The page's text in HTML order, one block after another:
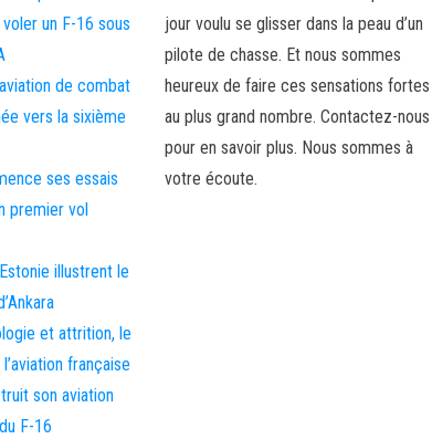
un F-16 sous
de combat
vers la sixième
ses essais
premier vol
illustrent le
et attrition, le
française
son aviation
F-16
jour voulu se glisser dans la peau d’un
pilote de chasse. Et nous sommes
heureux de faire ces sensations fortes
au plus grand nombre. Contactez-nous
pour en savoir plus. Nous sommes à
votre écoute.